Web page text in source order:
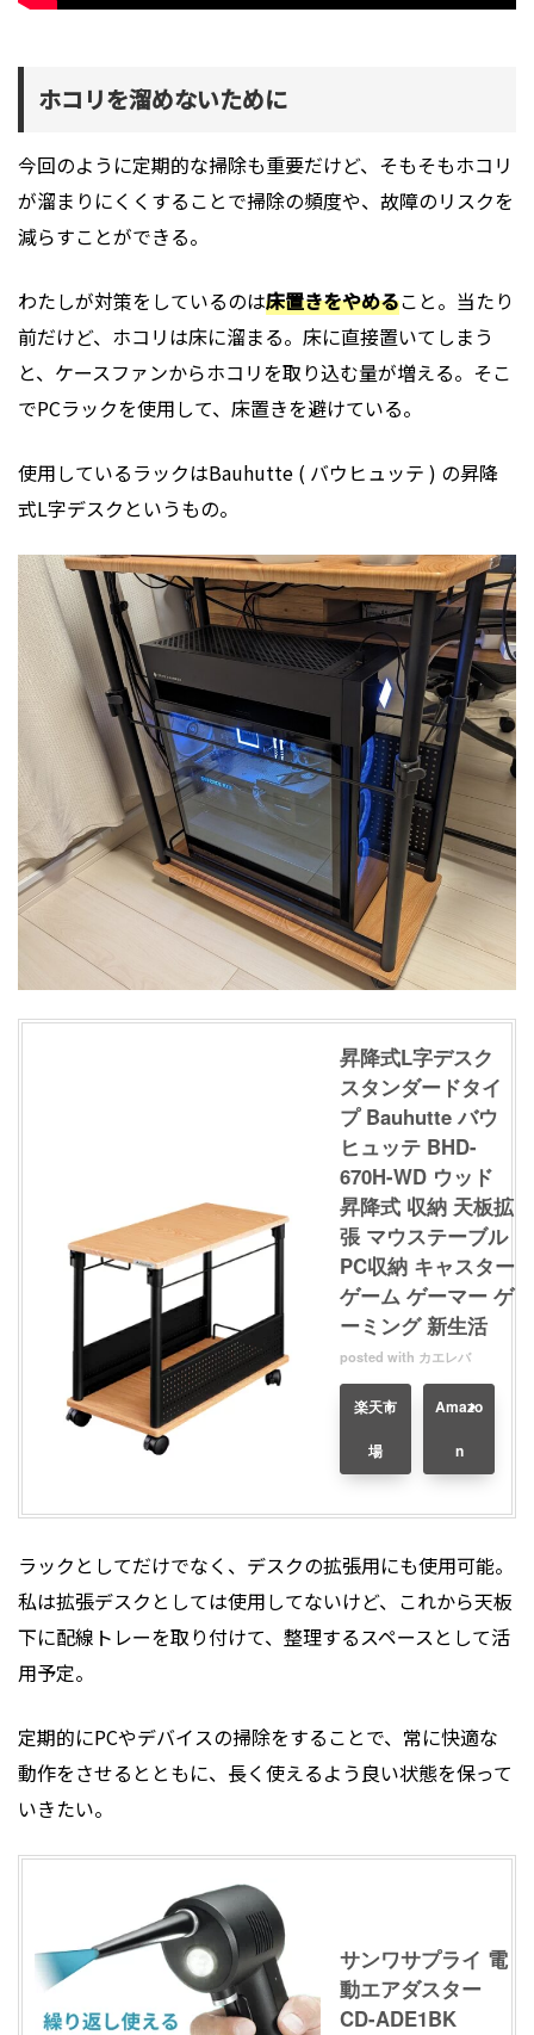
ホコリを溜めないために
今回のように定期的な掃除も重要だけど、そもそもホコリ
が溜まりにくくすることで掃除の頻度や、故障のリスクを
減らすことができる。
わたしが対策をしているのは床置きをやめること。当たり
前だけど、ホコリは床に溜まる。床に直接置いてしまう
と、ケースファンからホコリを取り込む量が増える。そこ
でPCラックを使用して、床置きを避けている。
使用しているラックはBauhutte ( バウヒュッテ ) の昇降
式L字デスクというもの。
昇降式L字デスク
スタンダードタイ
プ Bauhutte バウ
ヒュッテ BHD-
670H-WD ウッド
昇降式 収納 天板拡
張 マウステーブル
PC収納 キャスター
ゲーム ゲーマー ゲ
ーミング 新生活
posted with カエレバ
楽天市
場
Amazo
n
ラックとしてだけでなく、デスクの拡張用にも使用可能。
私は拡張デスクとしては使用してないけど、これから天板
下に配線トレーを取り付けて、整理するスペースとして活
用予定。
定期的にPCやデバイスの掃除をすることで、常に快適な
動作をさせるとともに、長く使えるよう良い状態を保って
いきたい。
サンワサプライ 電
動エアダスター
CD-ADE1BK